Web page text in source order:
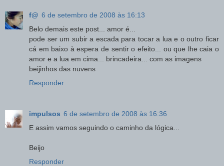
f@ 6 de setembro de 2008 às 16:13
Belo demais este post... amor é...
pode ser um subir a escada para tocar a lua e o outro ficar
cá em baixo à espera de sentir o efeito... ou que lhe caia o
amor e a lua em cima... brincadeira... com as imagens
beijinhos das nuvens
Responder
impulsos 6 de setembro de 2008 às 16:36
E assim vamos seguindo o caminho da lógica...
Beijo
Responder